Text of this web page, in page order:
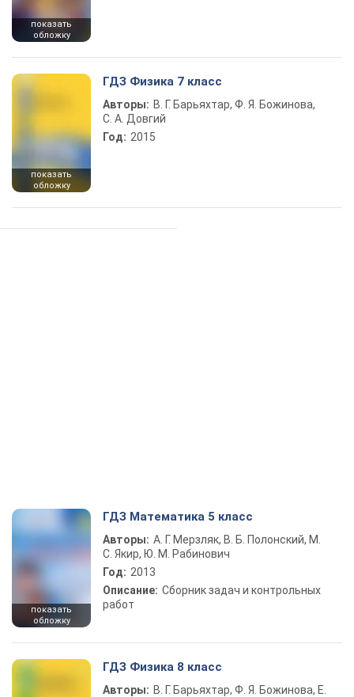
показать
обложку
показать
обложку
ГДЗ Физика 7 класс
Авторы: В. Г. Барьяхтар, Ф. Я. Божинова,
С. А. Довгий
Год: 2015
показать
обложку
ГДЗ Математика 5 класс
Авторы: А. Г. Мерзляк, В. Б. Полонский, М.
С. Якир, Ю. М. Рабинович
Год: 2013
Описание: Сборник задач и контрольных
работ
ГДЗ Физика 8 класс
Авторы: В. Г. Барьяхтар, Ф. Я. Божинова, Е.